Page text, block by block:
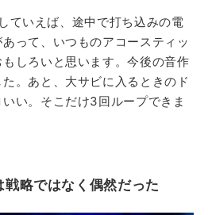
ていえば、途中で打ち込みの電
って、いつものアコースティッ
しろいと思います。今後の音作
。あと、大サビに入るときのド
い。そこだけ3回ループできま
略ではなく偶然だった